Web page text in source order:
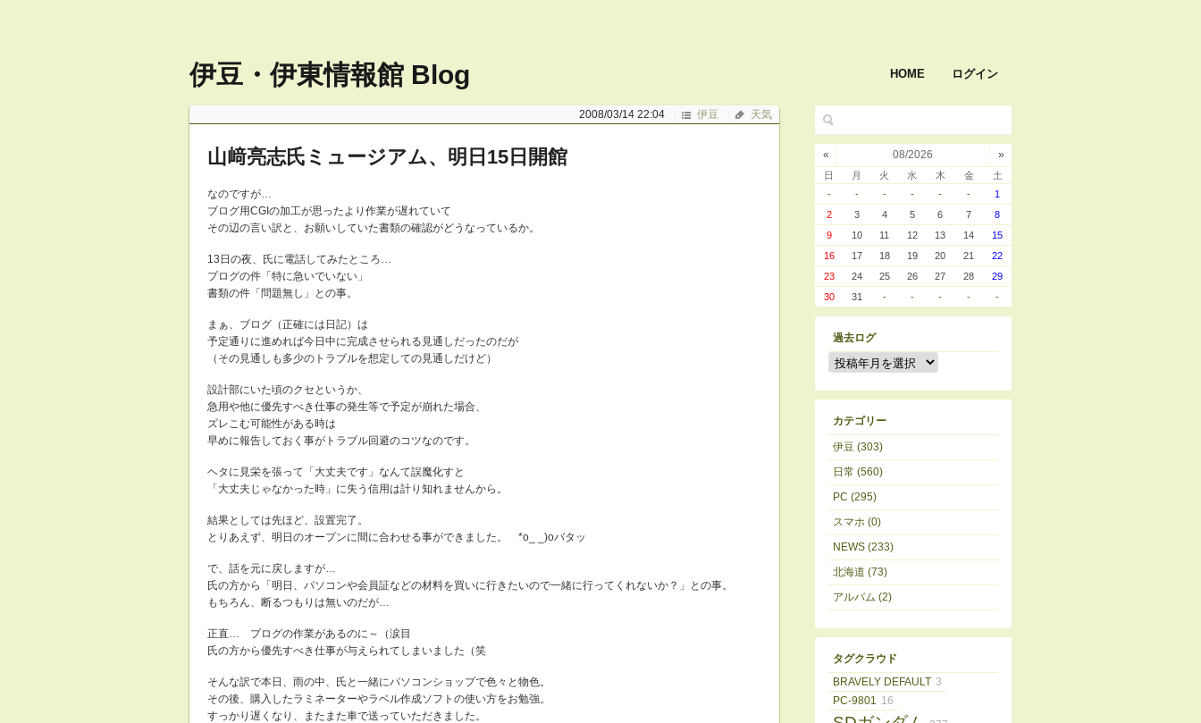
伊豆・伊東情報館 Blog HOME ログイン
2008/03/14 22:04 伊豆 天気
山﨑亮志氏ミュージアム、明日15日開館
なのですが…
ブログ用CGIの加工が思ったより作業が遅れていて
その辺の言い訳と、お願いしていた書類の確認がどうなっているか。
13日の夜、氏に電話してみたところ…
プログの件「特に急いでいない」
書類の件「問題無し」との事。
まぁ、ブログ（正確には日記）は
予定通りに進めれば今日中に完成させられる見通しだったのだが
（その見通しも多少のトラブルを想定しての見通しだけど）
設計部にいた頃のクセというか、
急用や他に優先すべき仕事の発生等で予定が崩れた場合、
ズレこむ可能性がある時は
早めに報告しておく事がトラブル回避のコツなのです。
ヘタに見栄を張って「大丈夫です」なんて誤魔化すと
「大丈夫じゃなかった時」に失う信用は計り知れませんから。
結果としては先ほど、設置完了。
とりあえず、明日のオープンに間に合わせる事ができました。 *o_ _)oバタッ
で、話を元に戻しますが…
氏の方から「明日、パソコンや会員証などの材料を買いに行きたいので一緒に行ってくれないか？」との事。
もちろん、断るつもりは無いのだが…
正直… プログの作業があるのに～（涙目
氏の方から優先すべき仕事が与えられてしまいました（笑
そんな訳で本日、雨の中、氏と一緒にパソコンショップで色々と物色。
その後、購入したラミネーターやラベル作成ソフトの使い方をお勉強。
すっかり遅くなり、またまた車で送っていただきました。
« 08/2026 »
日 月 火 水 木 金
土
-
- - - - -
1
2
3 4 5 6 7
8
9
10 11 12 13 14
15
16
17 18 19 20 21
22
23
24 25 26 27 28
29
30
31 - - - - -
過去ログ
カテゴリー
伊豆 (303)
日常 (560)
PC (295)
スマホ (0)
NEWS (233)
北海道 (73)
アルバム (2)
タグクラウド
BRAVELY DEFAULT 3
PC-9801 16